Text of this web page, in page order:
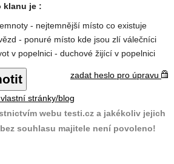
klanu je :
- nejtemnější místo co existuje
- ponuré místo kde jsou zlí válečníci
v popelnici - duchové žijící v popelnici
zadat heslo pro úpravu
stránky/blog
webu testi.cz a jakékoliv jejich
souhlasu majitele není povoleno!